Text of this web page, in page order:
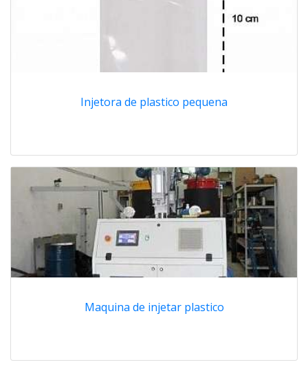
Injetora de plastico pequena
Maquina de injetar plastico